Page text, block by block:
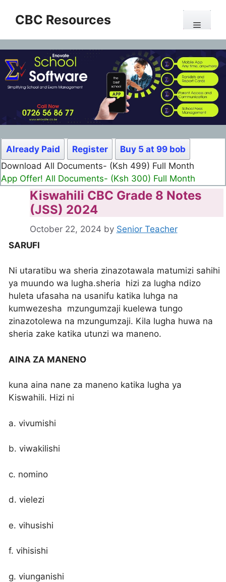
CBC Resources Menu
Already Paid Register
Buy 5 at 99 bob
Download All Documents- (Ksh 980) Full Year
App Offer! All Documents- (Ksh 950) Full Year
Kiswahili CBC Grade 8 Notes
(JSS) 2024
October 22, 2024 by Senior Teacher
SARUFI
Ni utaratibu wa sheria zinazotawala matumizi sahihi
ya muundo wa lugha.sheria hizi za lugha ndizo
huleta ufasaha na usanifu katika luhga na
kumwezesha mzungumzaji kuelewa tungo
zinazotolewa na mzungumzaji. Kila lugha huwa na
sheria zake katika utunzi wa maneno.
AINA ZA MANENO
kuna aina nane za maneno katika lugha ya
Kiswahili. Hizi ni
a. vivumishi
b. viwakilishi
c. nomino
d. vielezi
e. vihusishi
f. vihisishi
g. viunganishi